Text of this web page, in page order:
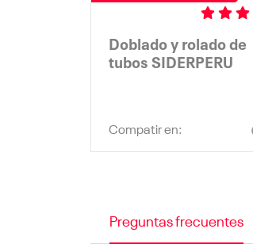
(*)
(*)
(*)
(*)
(*)
Doblado y rolado de
tubos SIDERPERU
Compatir en:
Preguntas frecuentes